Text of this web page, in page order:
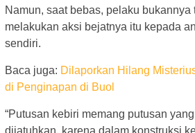
Namun, saat bebas, pelaku bukannya
melakukan aksi bejatnya itu kepada
sendiri.
Baca juga: Dilaporkan Hilang
di Penginapan di Buol
“Putusan kebiri memang putusan
dijatuhkan, karena dalam konstruksi